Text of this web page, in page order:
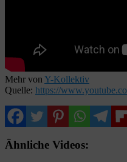
Mehr von Y-Kollektiv
Quelle: https://
Ähnliche Videos: